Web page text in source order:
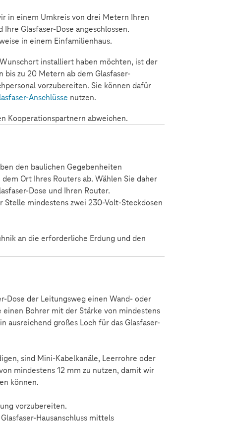
in einem Umkreis von drei Metern Ihren
Ihre Glasfaser-Dose angeschlossen.
in einem Einfamilienhaus.
installiert haben möchten, ist der
zu 20 Metern ab dem Glasfaser-
vorzubereiten. Sie können dafür
Anschlüsse nutzen.
Kooperationspartnern abweichen.
den baulichen Gegebenheiten
Ort Ihres Routers ab. Wählen Sie daher
Dose und Ihren Router.
Stelle mindestens zwei 230-Volt-Steckdosen
an die erforderliche Erdung und den
Dose der Leitungsweg einen Wand- oder
Bohrer mit der Stärke von mindestens
ausreichend großes Loch für das Glasfaser-
sind Mini-Kabelkanäle, Leerrohre oder
mindestens 12 mm zu nutzen, damit wir
können.
vorzubereiten.
Hausanschluss mittels